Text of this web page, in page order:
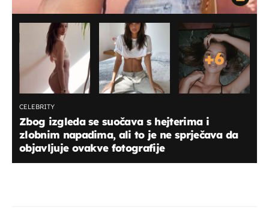
+6
CELEBRITY
Zbog izgleda se suočava s hejterima i
zlobnim napadima, ali to je ne sprječava da
objavljuje ovakve fotografije